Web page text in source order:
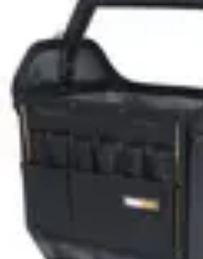
Top Fournitures
Fournitures Scolaires
ÉcologiquesÉducation
Top Fournitures